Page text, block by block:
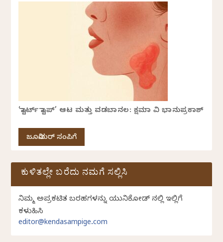
‘ಸ್ಟಾರ್ಟ್ ಸ್ಟಾಪ್’ ಆಟ ಮತ್ತು ವಡಬಾನಲ: ಕ್ಷಮಾ ವಿ ಭಾನುಪ್ರಕಾಶ್
ಜೂನಿಯರ್ ಸಂಪಿಗೆ
ಕುಳಿತಲ್ಲೇ ಬರೆದು ನಮಗೆ ಸಲ್ಲಿಸಿ
ನಿಮ್ಮ ಅಪ್ರಕಟಿತ ಬರಹಗಳನ್ನು ಯುನಿಕೋಡ್ ನಲ್ಲಿ ಇಲ್ಲಿಗೆ
ಕಳುಹಿಸಿ
editor@kendasampige.com